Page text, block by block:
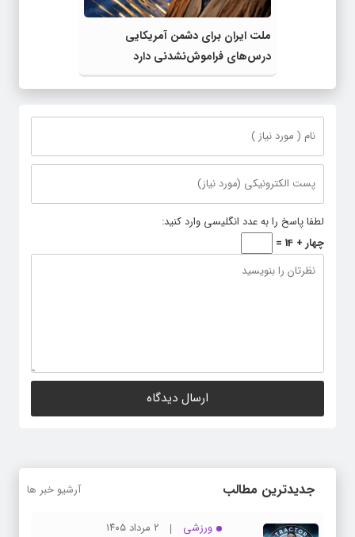
ملت ایران برای دشمن آمریکایی
درس‌های فراموش‌نشدنی دارد
لطفا پاسخ را به عدد انگلیسی وارد کنید:
چهار + 14 =
جدیدترین مطالب آرشیو خبر ها
ورزشی ۲ مرداد ۱۴۰۵